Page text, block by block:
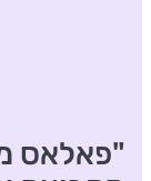
"פאלאס